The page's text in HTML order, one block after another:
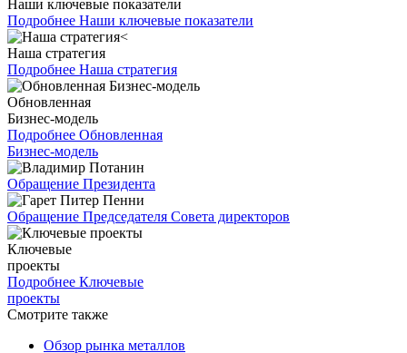
Наши ключевые показатели
Подробнее Наши ключевые показатели
Наша стратегия
Подробнее Наша стратегия
Обновленная
Бизнес-модель
Подробнее Обновленная
Бизнес-модель
Обращение Президента
Обращение Председателя Совета директоров
Ключевые
проекты
Подробнее Ключевые
проекты
Смотрите также
Обзор рынка металлов